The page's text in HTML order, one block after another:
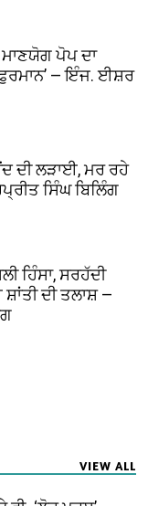
ਪੋਪ ਦਾ
— ਇੰਜ. ਈਸ਼ਰ
ਦੀ ਲੜਾਈ, ਮਰ ਰਹੇ
ਸਿੰਘ ਬਿਲਿੰਗ
ਹਿੰਸਾ, ਸਰਹੱਦੀ
ਦੀ ਤਲਾਸ਼ —
VIEW ALL